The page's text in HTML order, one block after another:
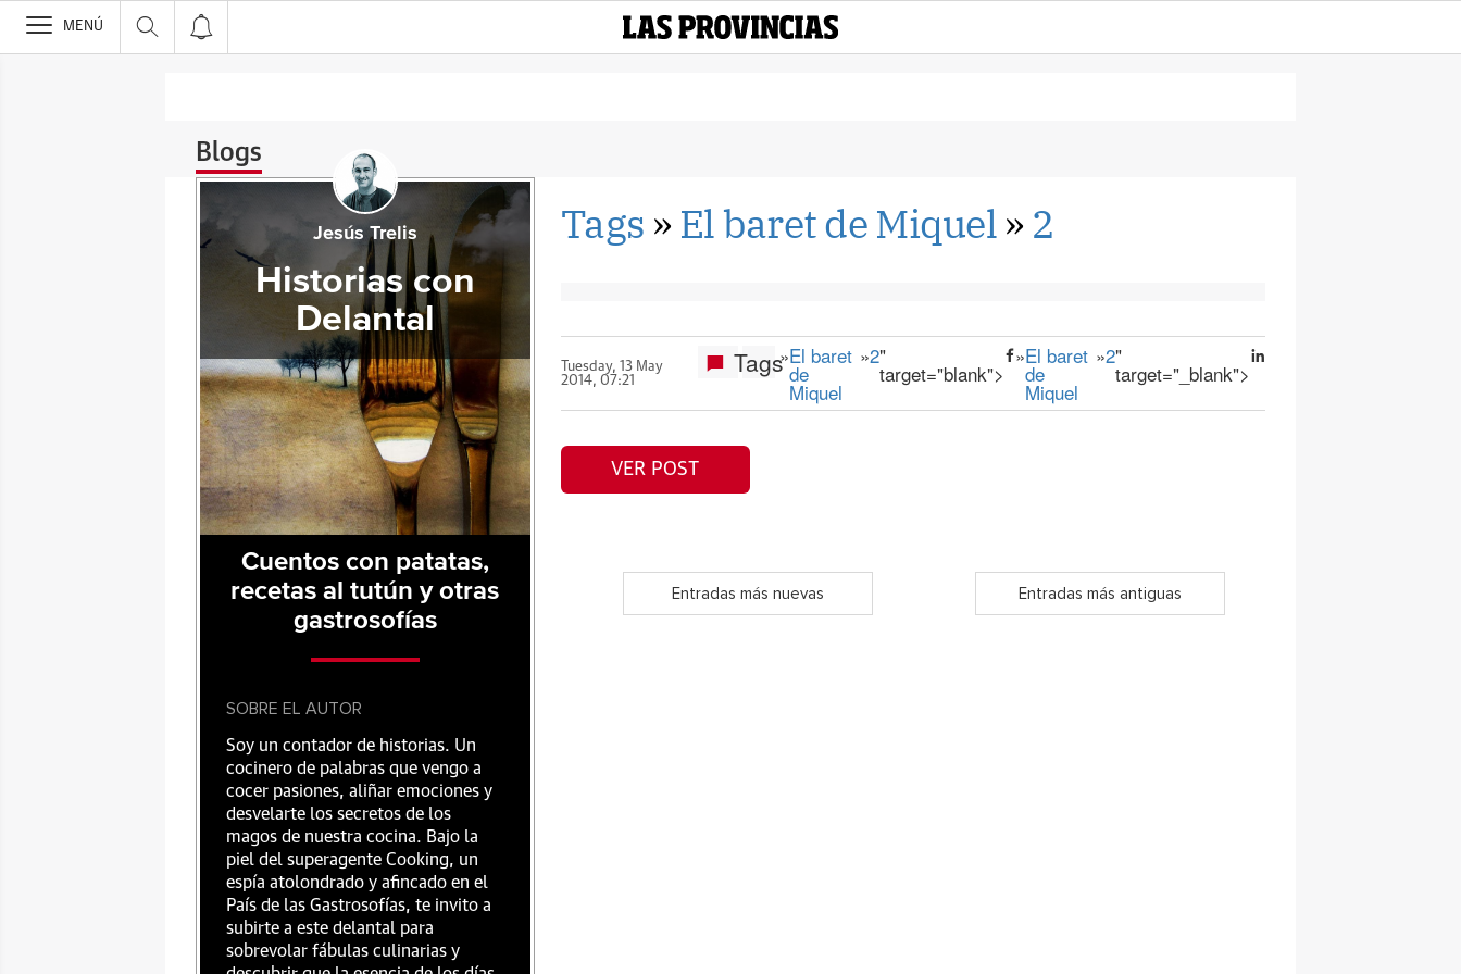
>
MENÚ
Blogs
Tags » El baret de Miquel» 2
Tuesday, 13 May
2014, 07:21
Tags»El baret
de
Miquel
»2"
target="blank">
»El baret
de
Miquel
»2"
target="_blank">
VER POST
Entradas más nuevas Entradas más antiguas
Jesús Trelis
Historias con
Delantal
Cuentos con patatas,
recetas al tutún y otras
gastrosofías
SOBRE EL AUTOR
Soy un contador de historias. Un
cocinero de palabras que vengo a
cocer pasiones, aliñar emociones y
desvelarte los secretos de los
magos de nuestra cocina. Bajo la
piel del superagente Cooking, un
espía atolondrado y afincado en el
País de las Gastrosofías, te invito a
subirte a este delantal para
sobrevolar fábulas culinarias y